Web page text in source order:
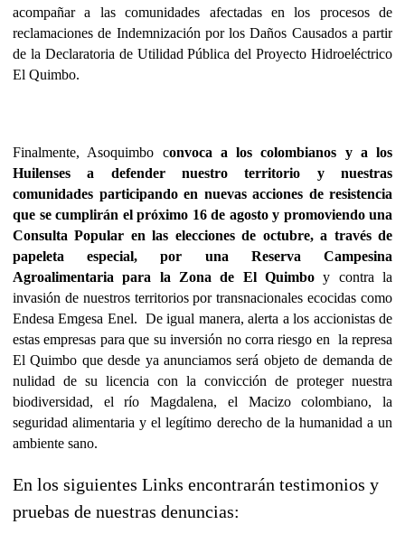
acompañar a las comunidades afectadas en los procesos de
reclamaciones de Indemnización por los Daños Causados a partir
de la Declaratoria de Utilidad Pública del Proyecto Hidroeléctrico
El Quimbo.
Finalmente, Asoquimbo convoca a los colombianos y a los
Huilenses a defender nuestro territorio y nuestras
comunidades participando en nuevas acciones de resistencia
que se cumplirán el próximo 16 de agosto y promoviendo una
Consulta Popular en las elecciones de octubre, a través de
papeleta especial, por una Reserva Campesina
Agroalimentaria para la Zona de El Quimbo y contra la
invasión de nuestros territorios por transnacionales ecocidas como
Endesa Emgesa Enel. De igual manera, alerta a los accionistas de
estas empresas para que su inversión no corra riesgo en la represa
El Quimbo que desde ya anunciamos será objeto de demanda de
nulidad de su licencia con la convicción de proteger nuestra
biodiversidad, el río Magdalena, el Macizo colombiano, la
seguridad alimentaria y el legítimo derecho de la humanidad a un
ambiente sano.
En los siguientes Links encontrarán testimonios y
pruebas de nuestras denuncias: